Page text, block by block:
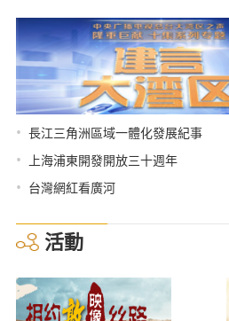
• 長江三角洲區域一體化發展紀事
• 上海浦東開發開放三十週年
• 台灣網紅看廣河
活動